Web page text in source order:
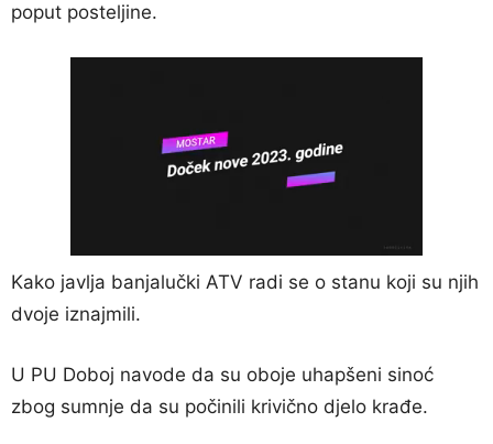
poput posteljine.
Kako javlja banjalučki ATV radi se o stanu koji su njih
dvoje iznajmili.
U PU Doboj navode da su oboje uhapšeni sinoć
zbog sumnje da su počinili krivično djelo krađe.